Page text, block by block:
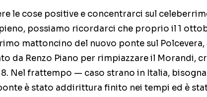
le cose positive e concentrarci sul
possiamo ricordarci che proprio il 1
mattoncino del nuovo ponte sul Polcevera,
da Renzo Piano per rimpiazzare il Morandi,
Nel frattempo — caso strano in Italia, bisogna
è stato addirittura finito nei tempi ed è